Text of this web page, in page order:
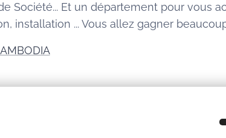
Société... Et un département pour vous
installation ... Vous allez gagner